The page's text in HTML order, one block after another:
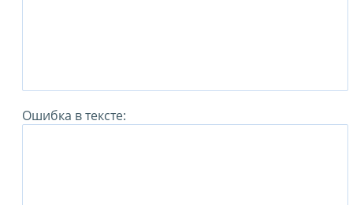
Ошибка в тексте: